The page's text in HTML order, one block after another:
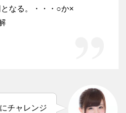
なる。・・・○か×
チャレンジ